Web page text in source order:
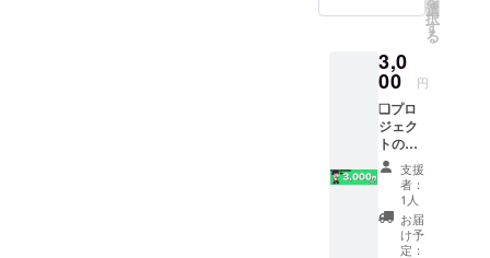
載期間
はLive
アーカ
イブが
残って
いる限
りとな
ります
※読み上
げてほ
しい名
前を備
考欄に
記入お
選
択
す
る
3,0
00 円
❏プロ
ジェク
トの進
捗報告
❏お披
露目
Live配
信でク
レジッ
支援
者：
1人
お届
け予
定：